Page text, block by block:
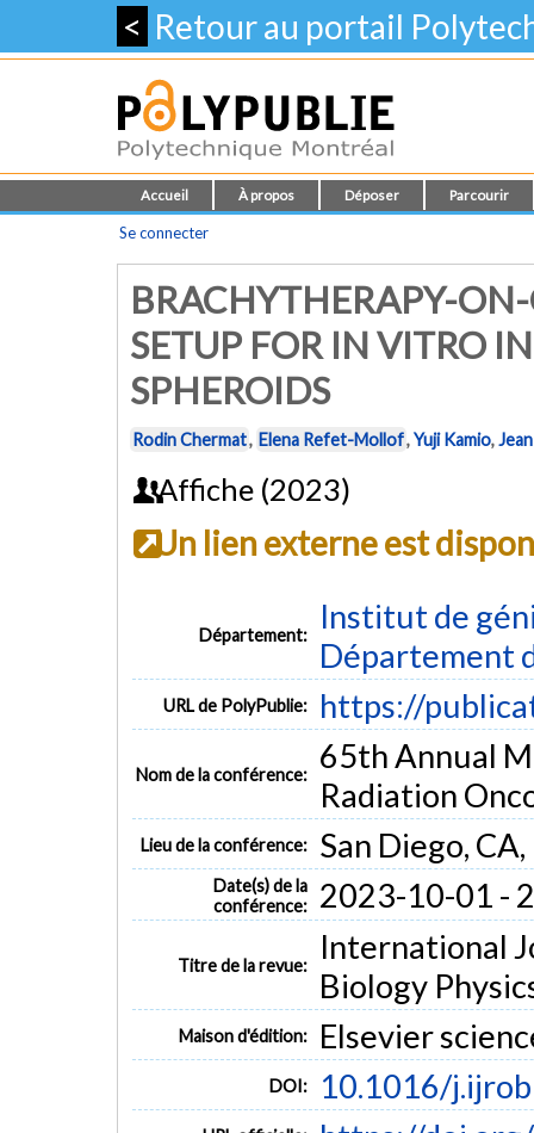
< Retour au portail
Accueil À propos Déposer Parcourir
Se connecter
BRACHYTHERAPY-
SETUP FOR IN VITRO
SPHEROIDS
Rodin Chermat, Elena Refet-Mollof,Yuji Kamio,
Affiche (2023)
Un lien externe est
Département:
Institut de
Département
URL de PolyPublie: https://
Nom de la conférence:
65th Annual
Radiation
Lieu de la conférence: San Diego,
Date(s) de la
conférence:
2023-10-01 -
Titre de la revue:
International
Biology
Maison d'édition: Elsevier
DOI: 10.1016/